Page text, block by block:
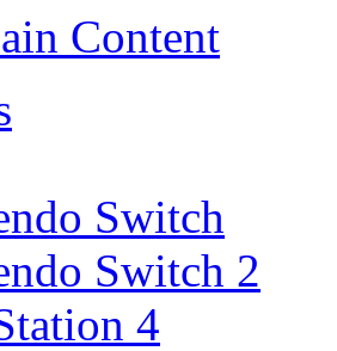
Content
Switch
Switch 2
4